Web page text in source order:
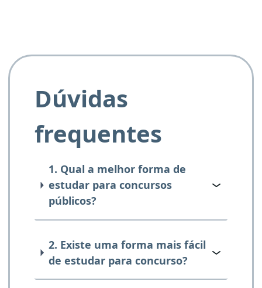
Dúvidas
frequentes
1. Qual a melhor forma de
estudar para concursos
públicos?
2. Existe uma forma mais fácil
de estudar para concurso?